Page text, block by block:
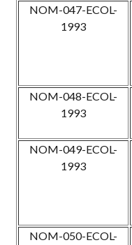
NOM-047-ECOL-
1993
NOM-048-ECOL-
1993
NOM-049-ECOL-
1993
NOM-050-ECOL-